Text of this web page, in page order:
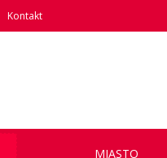
Kontakt
MIASTO